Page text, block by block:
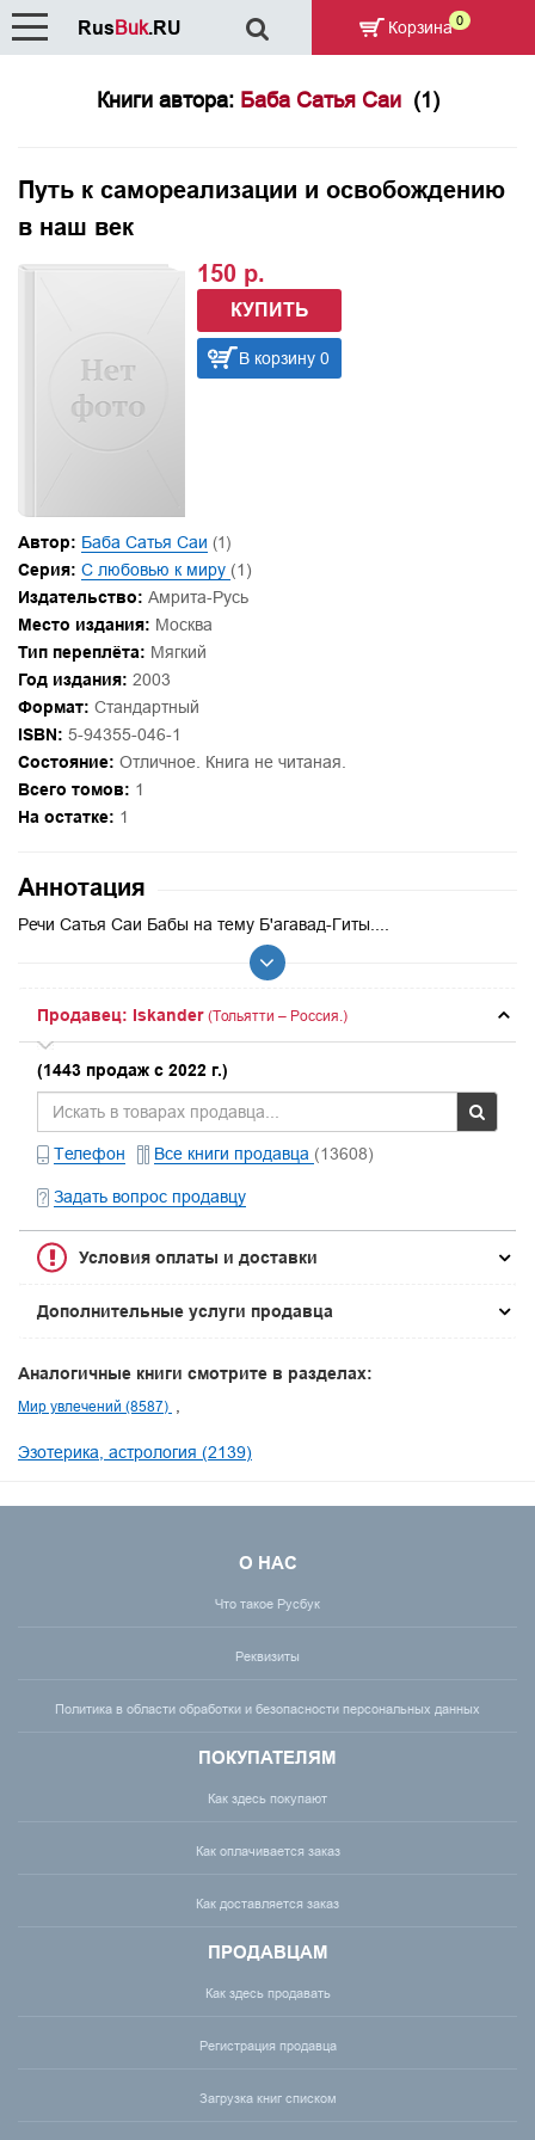
Книги автора: Баба Сатья Саи (1)
Путь к самореализации и освобождению
в наш век
150 р.
КУПИТЬ
В корзину 0
Автор: Баба Сатья Саи (1)
Серия: С любовью к миру (1)
Издательство: Амрита-Русь
Место издания: Москва
Тип переплёта: Мягкий
Год издания: 2003
Формат: Стандартный
ISBN: 5-94355-046-1
Состояние: Отличное. Книга не читаная.
Всего томов: 1
На остатке: 1
Аннотация
Речи Сатья Саи Бабы на тему Б'агавад-Гиты....
Продавец: Iskander (Тольятти – Россия.)
(1443 продаж с 2022 г.)
Телефон Все книги продавца (13608)
Задать вопрос продавцу
Условия оплаты и доставки
Дополнительные услуги продавца
Аналогичные книги смотрите в разделах:
Мир увлечений (8587)
Эзотерика, астрология (2139)
О НАС
Что такое Русбук
Реквизиты
Политика в области обработки и безопасности персональных данных
ПОКУПАТЕЛЯМ
Как здесь покупают
Как оплачивается заказ
Как доставляется заказ
ПРОДАВЦАМ
Как здесь продавать
Регистрация продавца
Загрузка книг списком
RusBuk.RU Корзина 0